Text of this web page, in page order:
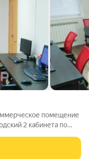
помещение
2 кабинета по
и парковочное